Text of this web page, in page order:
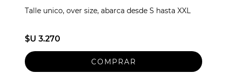
Talle unico, over size, abarca desde S hasta XXL
$U 3.270